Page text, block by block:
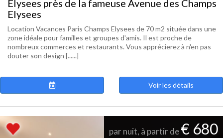
Elysees près de la fameuse Avenue des Champs
Elysees
Location Vacances Paris Champs Elysees de 70 m2 située dans une
zone idéale pour familles et groupes d'amis. Il est proche de
nombreux commerces et restaurants. Vous apprécierez à n'en pas
douter son design [......]
Voir les détails
par nuit, à partir de€ 680